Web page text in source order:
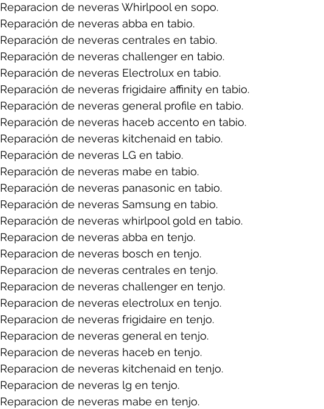
Reparacion de neveras Whirlpool en sopo.
Reparación de neveras abba en tabio.
Reparación de neveras centrales en tabio.
Reparación de neveras challenger en tabio.
Reparación de neveras Electrolux en tabio.
Reparación de neveras frigidaire affinity en tabio.
Reparación de neveras general profile en tabio.
Reparación de neveras haceb accento en tabio.
Reparación de neveras kitchenaid en tabio.
Reparación de neveras LG en tabio.
Reparación de neveras mabe en tabio.
Reparación de neveras panasonic en tabio.
Reparación de neveras Samsung en tabio.
Reparación de neveras whirlpool gold en tabio.
Reparacion de neveras abba en tenjo.
Reparacion de neveras bosch en tenjo.
Reparacion de neveras centrales en tenjo.
Reparacion de neveras challenger en tenjo.
Reparacion de neveras electrolux en tenjo.
Reparacion de neveras frigidaire en tenjo.
Reparacion de neveras general en tenjo.
Reparacion de neveras haceb en tenjo.
Reparacion de neveras kitchenaid en tenjo.
Reparacion de neveras lg en tenjo.
Reparacion de neveras mabe en tenjo.